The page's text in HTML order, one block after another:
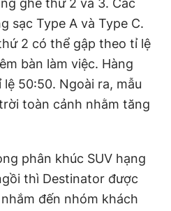
ghế thứ 2 và 3. Các
sạc Type A và Type C.
2 có thể gập theo tỉ lệ
bàn làm việc. Hàng
50:50. Ngoài ra, mẫu
toàn cảnh nhằm tăng
phân khúc SUV hạng
thì Destinator được
đến nhóm khách